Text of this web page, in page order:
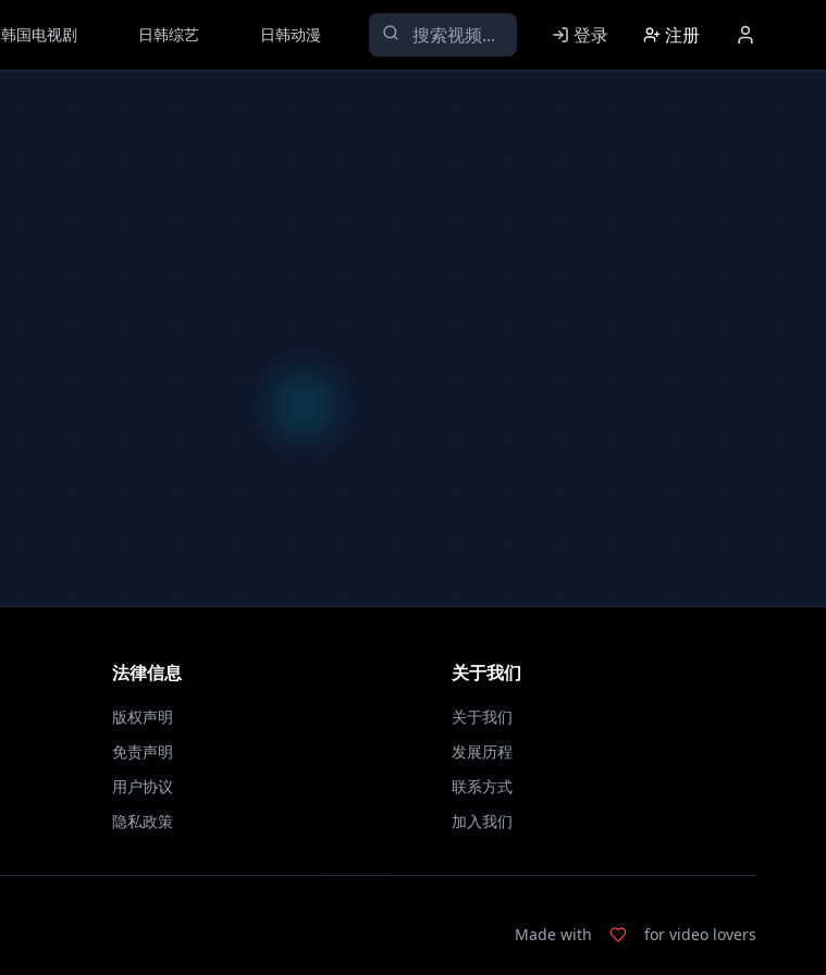
韩国电视剧 日韩综艺 日韩动漫 登录 注册
法律信息
版权声明
免责声明
用户协议
隐私政策
关于我们
关于我们
发展历程
联系方式
加入我们
Made with for video lovers